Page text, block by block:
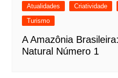
Atualidades Criatividade
Turismo
A Amazônia
Natural Número 1